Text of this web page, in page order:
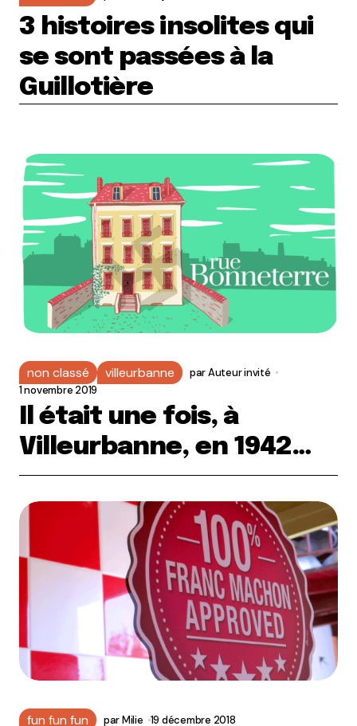
3 histoires insolites qui
se sont passées à la
Guillotière
non classé villeurbanne parAuteur invité
1 novembre 2019
Il était une fois, à
Villeurbanne, en 1942…
fun fun fun parMilie 19 décembre 2018